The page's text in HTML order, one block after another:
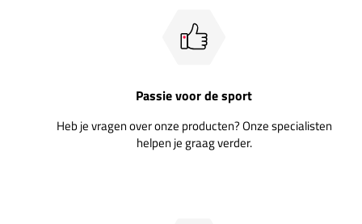
Passie voor de sport
Heb je vragen over onze producten? Onze specialisten
helpen je graag verder.